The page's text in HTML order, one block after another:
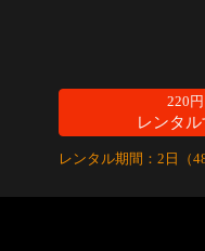
220円
レンタル
レンタル期間：2日（